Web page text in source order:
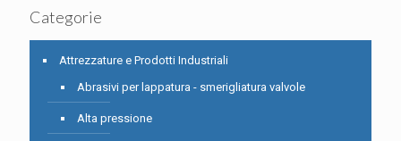
Categorie
Attrezzature e Prodotti Industriali
Abrasivi per lappatura - smerigliatura valvole
Alta pressione